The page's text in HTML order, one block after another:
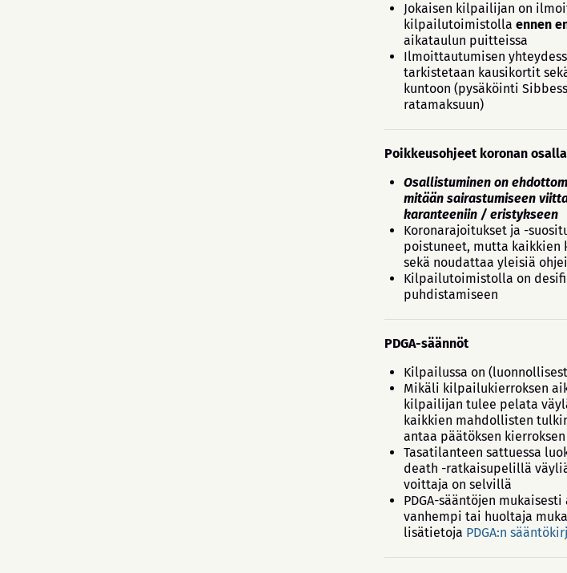
Jokaisen kilpailijan on
kilpailutoimistolla ennen
aikataulun puitteissa
Ilmoittautumisen
tarkistetaan kausikortit
kuntoon (pysäköinti
ratamaksuun)
Poikkeusohjeet koronan osalla
Osallistuminen on
mitään sairastumiseen
karanteeniin / eristykseen
Koronarajoitukset ja -
poistuneet, mutta
sekä noudattaa yleisiä
Kilpailutoimistolla on
puhdistamiseen
PDGA-säännöt
Kilpailussa on
Mikäli kilpailukierroksen
kilpailijan tulee pelata
kaikkien mahdollisten
antaa päätöksen
Tasatilanteen sattuessa
death -ratkaisupelillä väyliä
voittaja on selvillä
PDGA-sääntöjen
vanhempi tai huoltaja
lisätietoja PDGA:n